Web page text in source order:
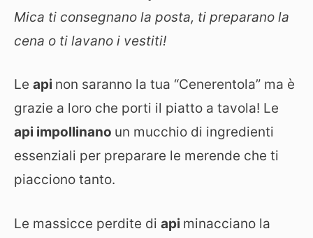
Mica ti consegnano la posta, ti preparano la
cena o ti lavano i vestiti!
Le api non saranno la tua “Cenerentola” ma è
grazie a loro che porti il piatto a tavola! Le
api impollinano un mucchio di ingredienti
essenziali per preparare le merende che ti
piacciono tanto.
Le massicce perdite di api minacciano la